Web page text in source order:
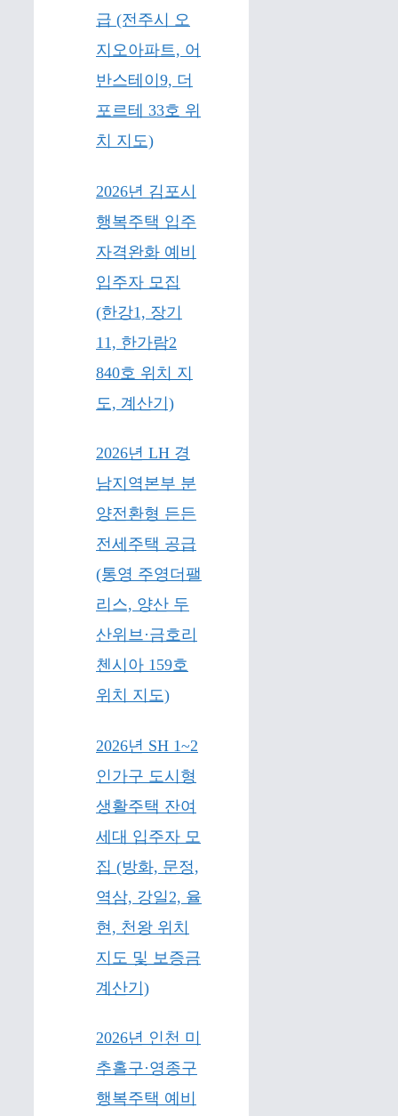
급 (전주시 오
지오아파트, 어
반스테이9, 더
포르테 33호 위
치 지도)
2026년 김포시
행복주택 입주
자격완화 예비
입주자 모집
(한강1, 장기
11, 한가람2
840호 위치 지
도, 계산기)
2026년 LH 경
남지역본부 분
양전환형 든든
전세주택 공급
(통영 주영더팰
리스, 양산 두
산위브·금호리
첸시아 159호
위치 지도)
2026년 SH 1~2
인가구 도시형
생활주택 잔여
세대 입주자 모
집 (방화, 문정,
역삼, 강일2, 율
현, 천왕 위치
지도 및 보증금
계산기)
2026년 인천 미
추홀구·영종구
행복주택 예비